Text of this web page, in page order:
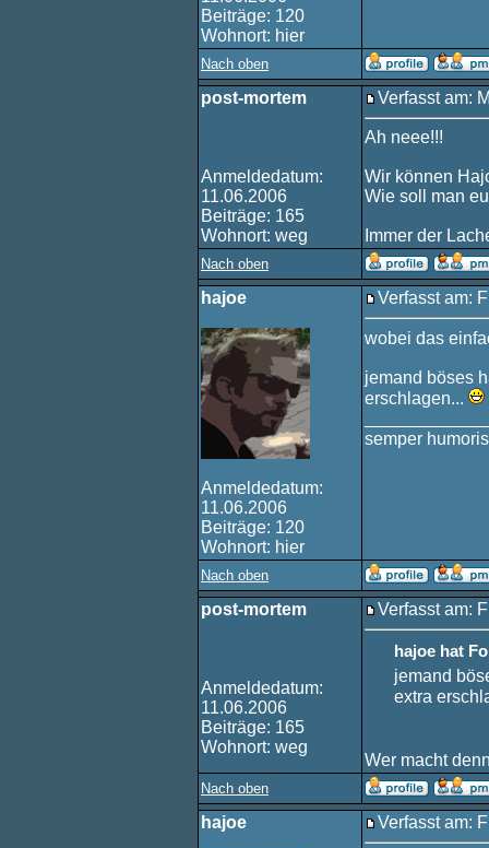
Beiträge: 120
Wohnort: hier
Nach oben
post-mortem
Anmeldedatum:
11.06.2006
Beiträge: 165
Wohnort: weg
Verfasst am:
Ah neee!!!
Wir können
Wie soll man
Immer der
Nach oben
hajoe
Anmeldedatum:
11.06.2006
Beiträge: 120
Wohnort: hier
Verfasst am:
wobei das
jemand böses
erschlagen...
semper
Nach oben
post-mortem
Anmeldedatum:
11.06.2006
Beiträge: 165
Wohnort: weg
Verfasst am:
hajoe hat
jemand
extra
Wer macht
Nach oben
hajoe Verfasst am: